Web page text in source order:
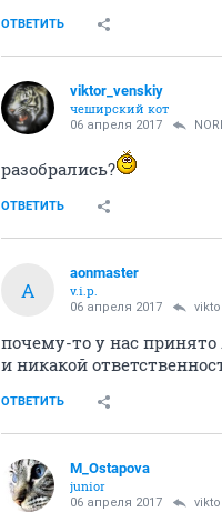
ОТВЕТИТЬ
viktor_venskiy
чеширский кот
06 апреля 2017
разобрались?
ОТВЕТИТЬ
A
aonmaster
v.i.p.
06 апреля 2017
почему-то у нас принято
и никакой
ОТВЕТИТЬ
M_Ostapova
junior
06 апреля 2017